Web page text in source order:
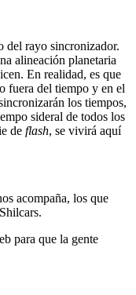
del rayo sincronizador.
alineación planetaria
En realidad, es que
fuera del tiempo y en el
los tiempos,
sideral de todos los
de flash, se vivirá aquí
acompaña, los que
para que la gente